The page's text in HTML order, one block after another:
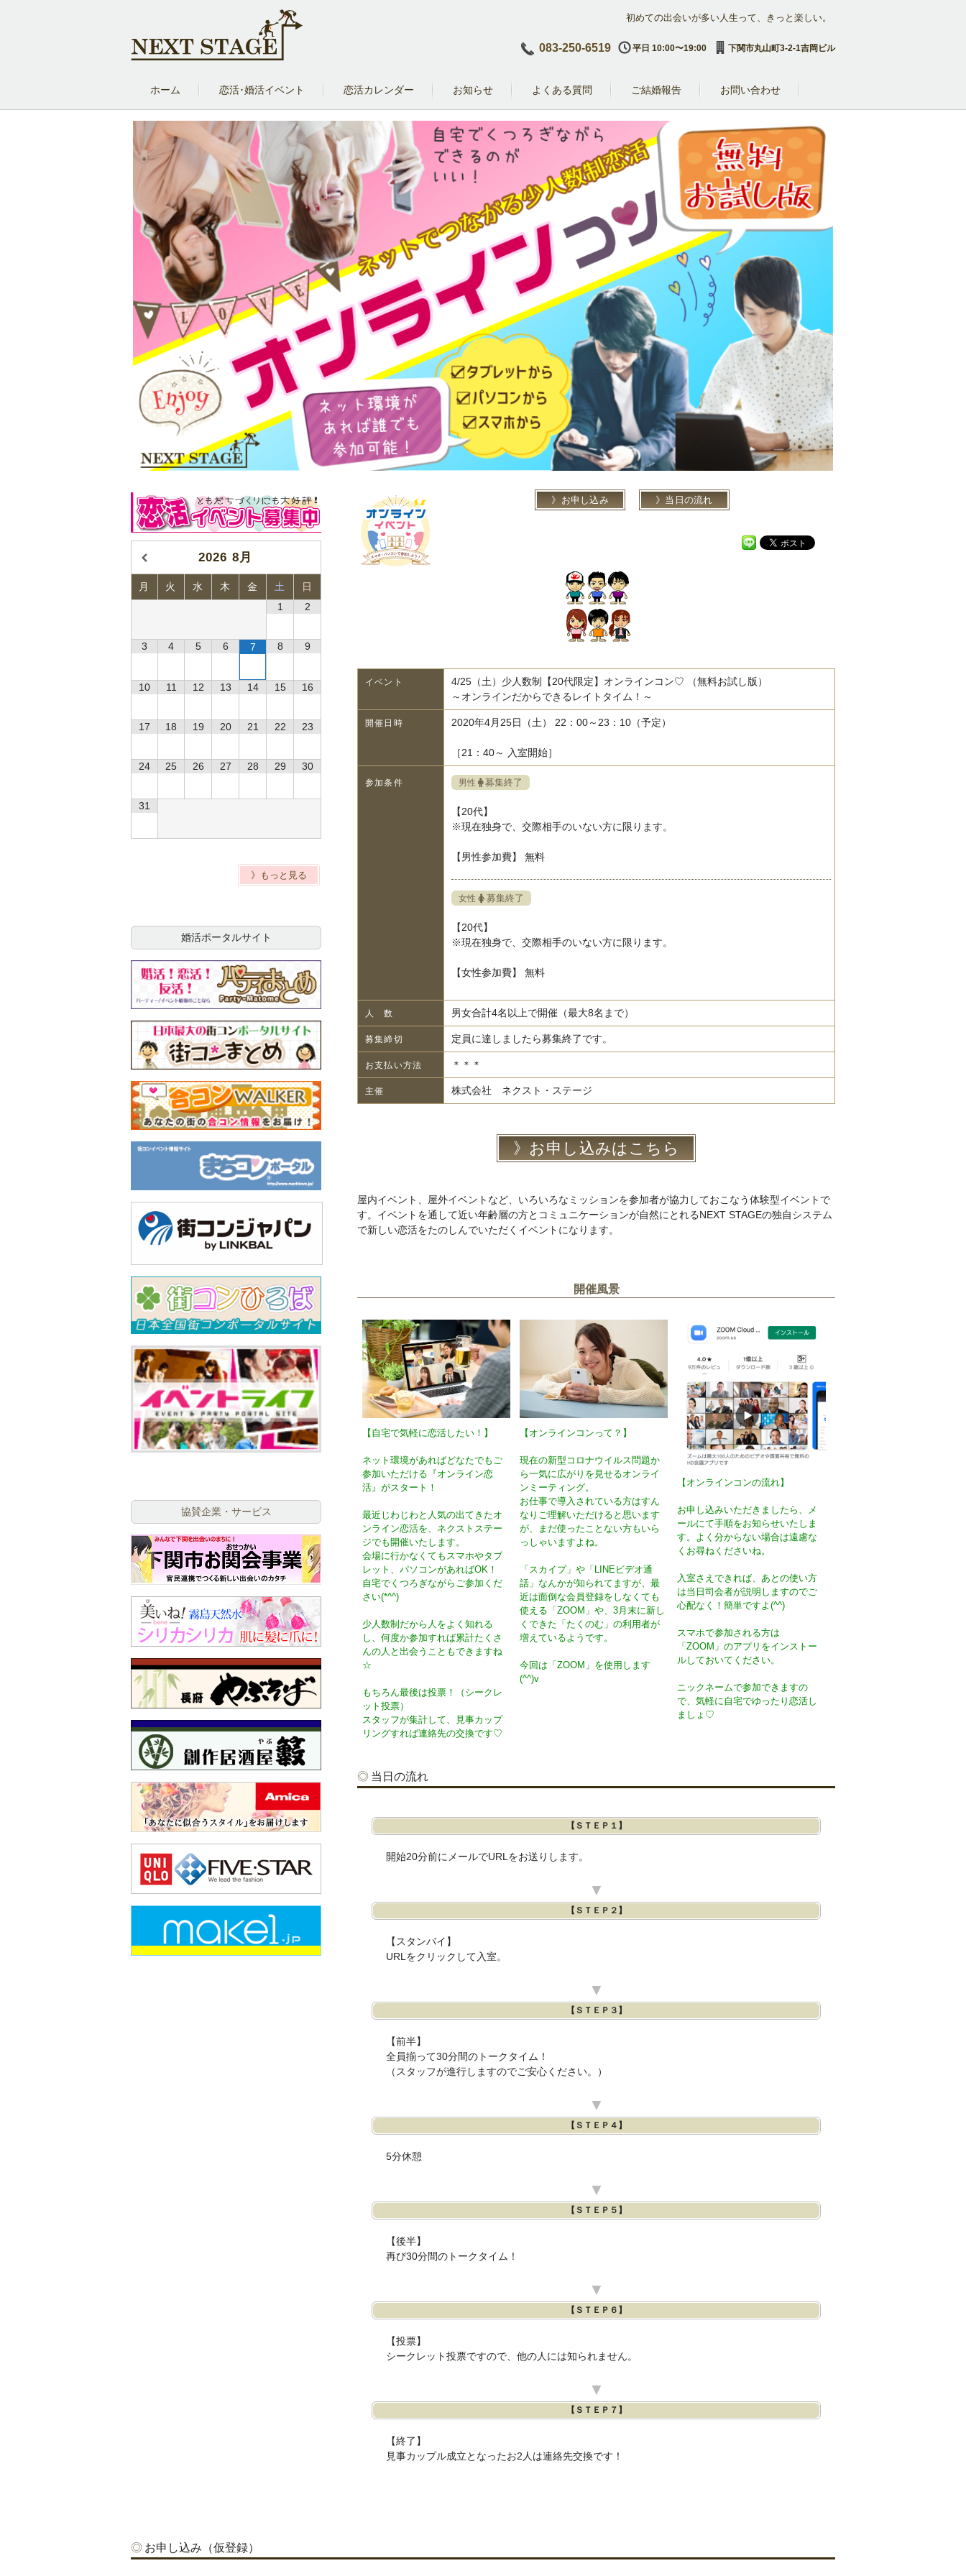
初めての出会いが多い人生って、きっと楽しい。
083-250-6519 平日 10:00〜19:00 下関市丸山町3-2-1吉岡ビル
ホーム 恋活･婚活イベント 恋活カレンダー お知らせ よくある質問 ご結婚報告 お問い合わせ
お申し込み 当日の流れ
イベント
4/25（土）少人数制【20代限定】オンラインコン♡ （無料お試し版）
～オンラインだからできるレイトタイム！～
開催日時 2020年4月25日（土） 22：00～23：10（予定）
［21：40～ 入室開始］
参加条件 男性 募集終了
【20代】
※現在独身で、交際相手のいない方に限ります。
【男性参加費】 無料
女性 募集終了
【20代】
※現在独身で、交際相手のいない方に限ります。
【女性参加費】 無料
人 数 男女合計4名以上で開催（最大8名まで）
募集締切 定員に達しましたら募集終了です。
お支払い方法 ＊＊＊
主催 株式会社 ネクスト・ステージ
お申し込みはこちら
屋内イベント、屋外イベントなど、いろいろなミッションを参加者が協力しておこなう体験型イベントで
す。イベントを通して近い年齢層の方とコミュニケーションが自然にとれるNEXT STAGEの独自システム
で新しい恋活をたのしんでいただくイベントになります。
開催風景
【自宅で気軽に恋活したい！】
ネット環境があればどなたでもご
参加いただける『オンライン恋
活』がスタート！
最近じわじわと人気の出てきたオ
ンライン恋活を、ネクストステー
ジでも開催いたします。
会場に行かなくてもスマホやタブ
レット、パソコンがあればOK！
自宅でくつろぎながらご参加くだ
さい(*^^)
少人数制だから人をよく知れる
し、何度か参加すれば累計たくさ
んの人と出会うこともできますね
☆
もちろん最後は投票！（シークレ
ット投票）
スタッフが集計して、見事カップ
リングすれば連絡先の交換です♡
【オンラインコンって？】
現在の新型コロナウイルス問題か
ら一気に広がりを見せるオンライ
ンミーティング。
お仕事で導入されている方はすん
なりご理解いただけると思います
が、まだ使ったことない方もいら
っしゃいますよね。
「スカイプ」や「LINEビデオ通
話」なんかが知られてますが、最
近は面倒な会員登録をしなくても
使える「ZOOM」や、3月末に新し
くできた「たくのむ」の利用者が
増えているようです。
今回は「ZOOM」を使用します
(^^)v
【オンラインコンの流れ】
お申し込みいただきましたら、メ
ールにて手順をお知らせいたしま
す。よく分からない場合は遠慮な
くお尋ねくださいね。
入室さえできれば、あとの使い方
は当日司会者が説明しますのでご
心配なく！簡単ですよ(^^)
スマホで参加される方は
「ZOOM」のアプリをインストー
ルしておいてください。
ニックネームで参加できますの
で、気軽に自宅でゆったり恋活し
ましょ♡
当日の流れ
【ＳＴＥＰ１】
開始20分前にメールでURLをお送りします。
▼
【ＳＴＥＰ２】
【スタンバイ】
URLをクリックして入室。
▼
【ＳＴＥＰ３】
【前半】
全員揃って30分間のトークタイム！
（スタッフが進行しますのでご安心ください。）
▼
【ＳＴＥＰ４】
5分休憩
▼
【ＳＴＥＰ５】
【後半】
再び30分間のトークタイム！
▼
【ＳＴＥＰ６】
【投票】
シークレット投票ですので、他の人には知られません。
▼
【ＳＴＥＰ７】
【終了】
見事カップル成立となったお2人は連絡先交換です！
2026 8月
月 火 水 木 金 土
日
1
2
3 4 5 6 7 8 9
10 11 12 13 14 15 16
17 18 19 20 21 22 23
24 25 26 27 28 29 30
31
》もっと見る
婚活ポータルサイト
協賛企業・サービス
お申し込み（仮登録）